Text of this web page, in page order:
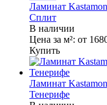
Ламинат
Сплит
В наличии
Цена за м²: от
Купить
Ламинат
Тенерифе